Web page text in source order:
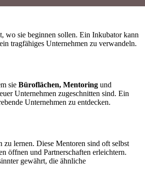
wo sie beginnen sollen. Ein Inkubator kann
tragfähiges Unternehmen zu verwandeln.
sie Büroflächen, Mentoring und
Unternehmen zugeschnitten sind. Ein
Unternehmen zu entdecken.
lernen. Diese Mentoren sind oft selbst
öffnen und Partnerschaften erleichtern.
gewährt, die ähnliche